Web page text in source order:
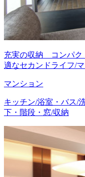
充実の収納 コンパク
適なセカンドライフ/
マンション
キッチン/浴室・バス/
下・階段・窓/収納